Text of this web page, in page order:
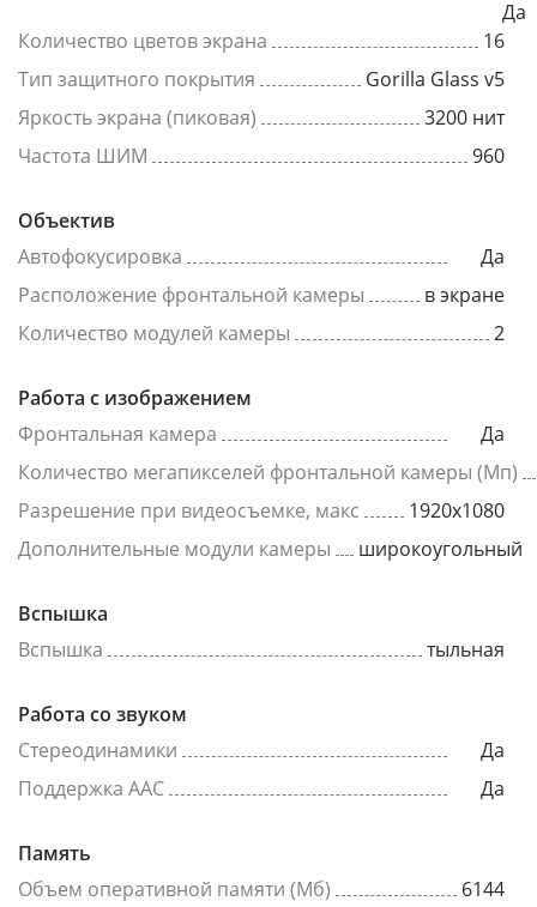
Да
Количество цветов экрана
16
Тип защитного покрытия
Gorilla Glass v5
Яркость экрана (пиковая)
3200 нит
Частота ШИМ
960
Объектив
Автофокусировка
Да
Расположение фронтальной камеры
в экране
Количество модулей камеры
2
Работа с изображением
Фронтальная камера
Да
Количество мегапикселей фронтальной камеры (Мп)
Разрешение при видеосъемке, макс
1920x1080
Дополнительные модули камеры
широкоугольный
Вспышка
Вспышка
тыльная
Работа со звуком
Стереодинамики
Да
Поддержка AAC
Да
Память
Объем оперативной памяти (Мб)
6144